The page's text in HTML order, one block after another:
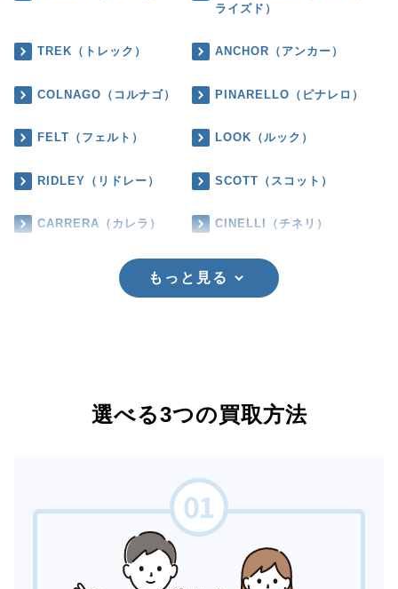
ライズド）
TREK（トレック） ANCHOR（アンカー）
COLNAGO（コルナゴ） PINARELLO（ピナレロ）
FELT（フェルト） LOOK（ルック）
RIDLEY（リドレー） SCOTT（スコット）
CARRERA（カレラ） CINELLI（チネリ）
もっと見る
選べる3つの買取方法